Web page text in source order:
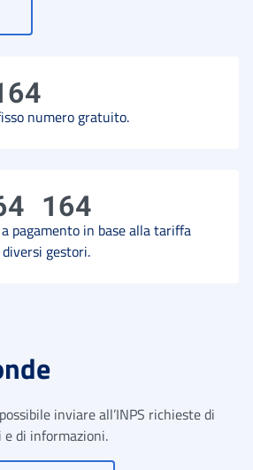
a Contact Center
numero gratuito.
164
pagamento in base alla tariffa
gestori.
inviare all’INPS richieste di
di informazioni.